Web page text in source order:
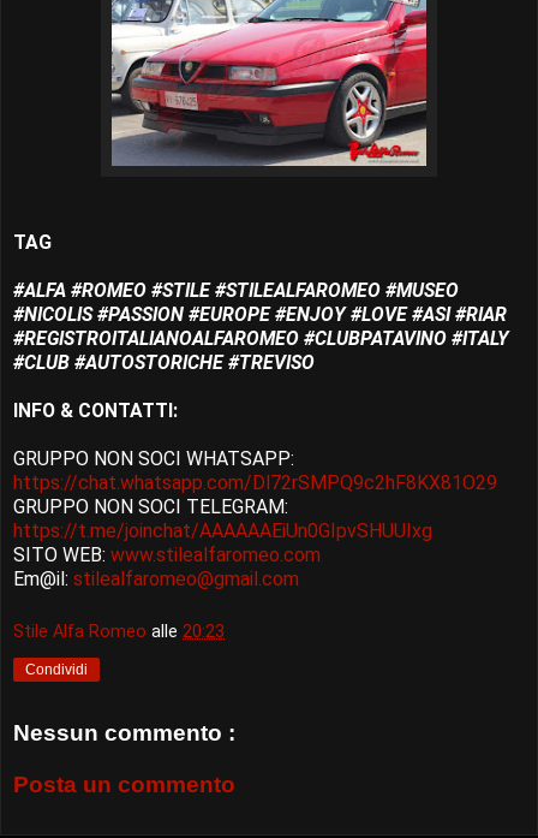
TAG
#ALFA #ROMEO #STILE #STILEALFAROMEO #MUSEO
#NICOLIS #PASSION #EUROPE #ENJOY #LOVE #ASI #RIAR
#REGISTROITALIANOALFAROMEO #CLUBPATAVINO #ITALY
#CLUB #AUTOSTORICHE #TREVISO
INFO & CONTATTI:
GRUPPO NON SOCI WHATSAPP:
https://chat.whatsapp.com/Dl72rSMPQ9c2hF8KX81O29
GRUPPO NON SOCI TELEGRAM:
https://t.me/joinchat/AAAAAAEiUn0GIpvSHUUIxg
SITO WEB: www.stilealfaromeo.com
Em@il: stilealfaromeo@gmail.com
Stile Alfa Romeo alle 20:23
Condividi
Nessun commento :
Posta un commento